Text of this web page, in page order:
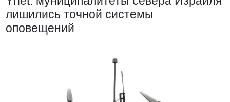
лишились точной системы
оповещений